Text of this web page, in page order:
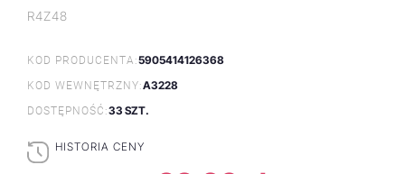
R4Z48
KOD PRODUCENTA:5905414126368
KOD WEWNĘTRZNY:A3228
DOSTĘPNOŚĆ:33 SZT.
HISTORIA CENY